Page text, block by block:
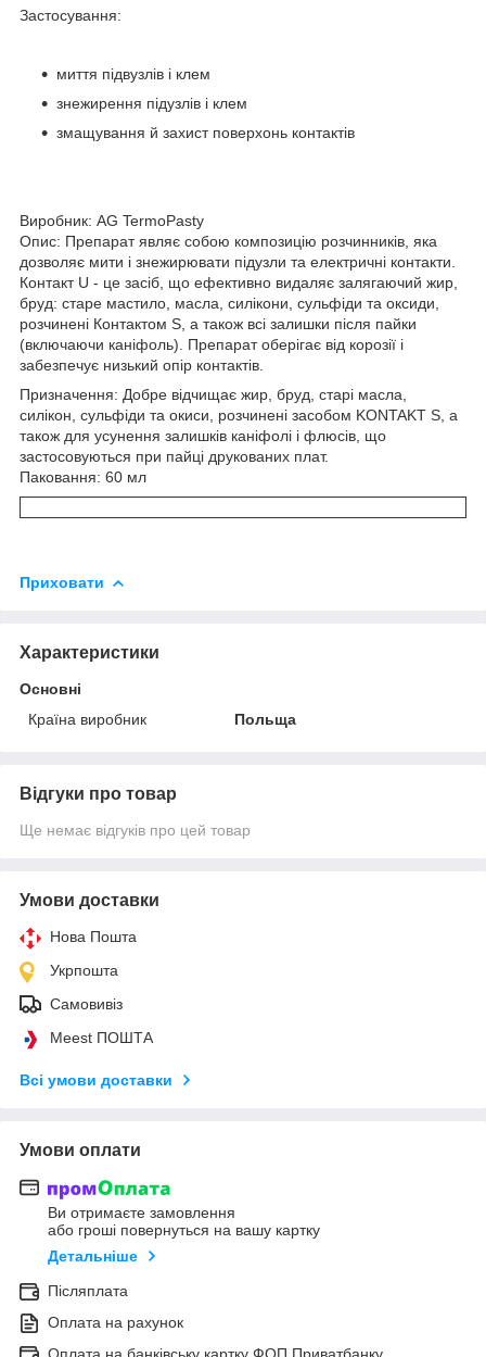
Застосування:
миття підвузлів і клем
знежирення підузлів і клем
змащування й захист поверхонь контактів
Виробник: AG TermoPasty
Опис: Препарат являє собою композицію розчинників, яка
дозволяє мити і знежирювати підузли та електричні контакти.
Контакт U - це засіб, що ефективно видаляє залягаючий жир,
бруд: старе мастило, масла, силікони, сульфіди та оксиди,
розчинені Контактом S, а також всі залишки після пайки
(включаючи каніфоль). Препарат оберігає від корозії і
забезпечує низький опір контактів.
Призначення: Добре відчищає жир, бруд, старі масла,
силікон, сульфіди та окиси, розчинені засобом KONTAKT S, а
також для усунення залишків каніфолі і флюсів, що
застосовуються при пайці друкованих плат.
Паковання: 60 мл
Приховати
Характеристики
Основні
Країна виробник
Польща
Відгуки про товар
Ще немає відгуків про цей товар
Умови доставки
Нова Пошта
Укрпошта
Самовивіз
Meest ПОШТА
Всі умови доставки
Умови оплати
Ви отримаєте замовлення
або гроші повернуться на вашу картку
Детальніше
Післяплата
Оплата на рахунок